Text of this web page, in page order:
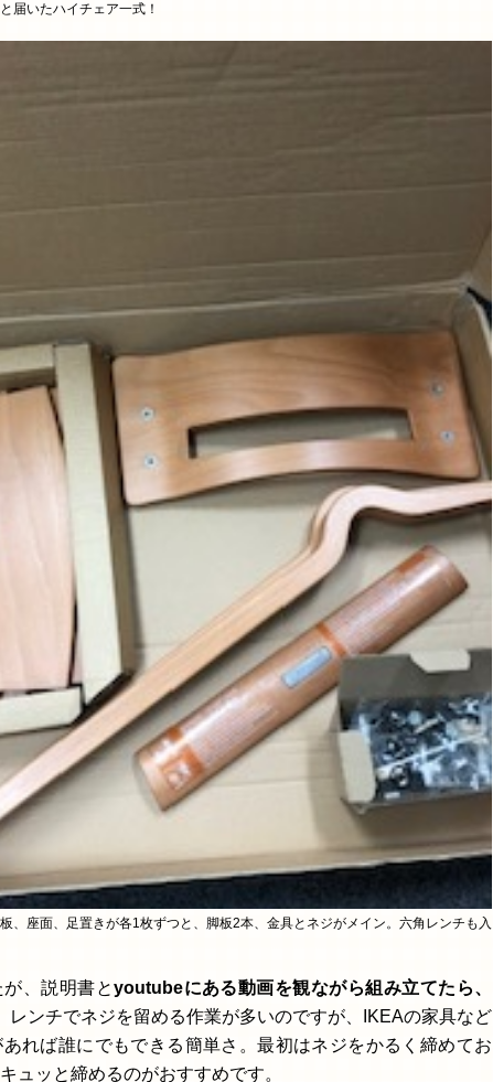
届いたハイチェア一式！
、座面、足置きが各1枚ずつと、脚板2本、金具とネジがメイン。六角レンチも入
、説明書とyoutubeにある動画を観ながら組み立てたら、
レンチでネジを留める作業が多いのですが、IKEAの家具など
れば誰にでもできる簡単さ。最初はネジをかるく締めてお
ュッと締めるのがおすすめです。